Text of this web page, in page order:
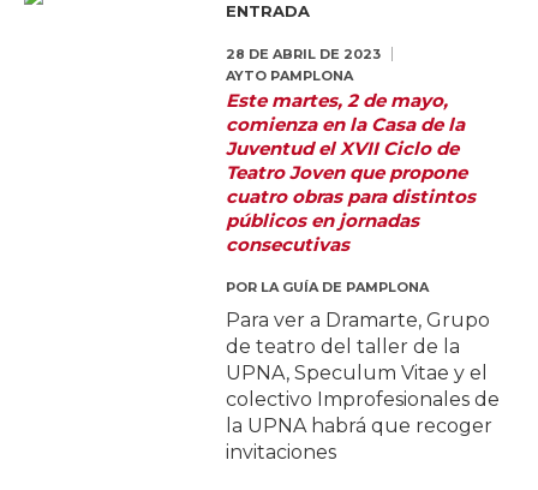
ENTRADA
28 DE ABRIL DE 2023
AYTO PAMPLONA
Este martes, 2 de mayo,
comienza en la Casa de la
Juventud el XVII Ciclo de
Teatro Joven que propone
cuatro obras para distintos
públicos en jornadas
consecutivas
POR LA GUÍA DE PAMPLONA
Para ver a Dramarte, Grupo
de teatro del taller de la
UPNA, Speculum Vitae y el
colectivo Improfesionales de
la UPNA habrá que recoger
invitaciones